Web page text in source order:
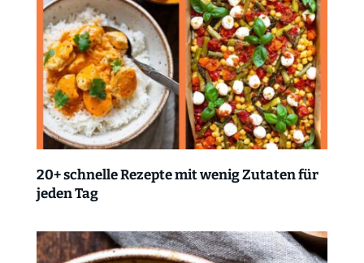
20+ schnelle Rezepte mit wenig Zutaten für
jeden Tag